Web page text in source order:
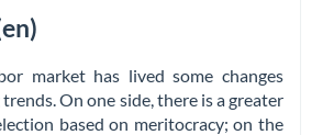
market has lived some changes
On one side, there is a greater
based on meritocracy; on the